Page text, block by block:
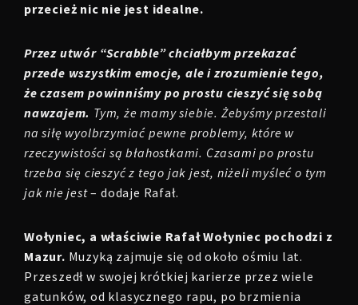
przecież nic nie jest idealne.
Przez utwór “Scrabble” chciałbym przekazać
przede wszystkim emocje, ale i zrozumienie tego,
że czasem powinniśmy po prostu cieszyć się sobą
nawzajem. Tym, że mamy siebie. Żebyśmy przestali
na siłę wyolbrzymiać pewne problemy, które w
rzeczywistości są błahostkami. Czasami po prostu
trzeba się cieszyć z tego jak jest, niżeli myśleć o tym
jak nie jest– dodaje Rafał.
Wołyniec, a właściwie Rafał Wołyniec pochodzi z
Mazur. Muzyką zajmuje się od około ośmiu lat.
Przeszedł w swojej krótkiej karierze przez wiele
gatunków, od klasycznego rapu, po brzmienia